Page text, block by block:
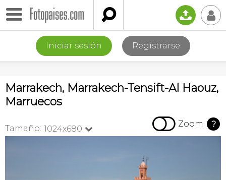
 📤 👤
Iniciar sesión Registrarse
Marrakech, Marrakech-Tensift-Al Haouz,
Marruecos
Tamaño: 1024x680   Zoom ?